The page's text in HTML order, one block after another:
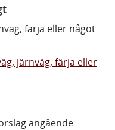
färja eller något
järnväg, färja eller
angående